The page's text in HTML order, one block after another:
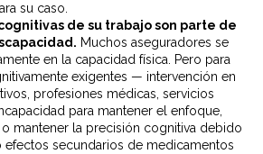
su caso.
de su trabajo son parte de
Muchos aseguradores se
en la capacidad física. Pero para
exigentes — intervención en
profesiones médicas, servicios
para mantener el enfoque,
o mantener la precisión cognitiva debido
efectos secundarios de medicamentos